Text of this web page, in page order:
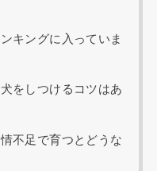
キングに入っていま
をしつけるコツはあ
不足で育つとどうな